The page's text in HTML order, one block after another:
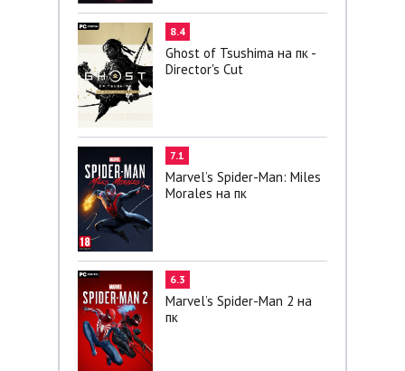
8.4
Ghost of Tsushima на пк -
Director's Cut
7.1
Marvel’s Spider-Man: Miles
Morales на пк
6.3
Marvel’s Spider-Man 2 на
пк